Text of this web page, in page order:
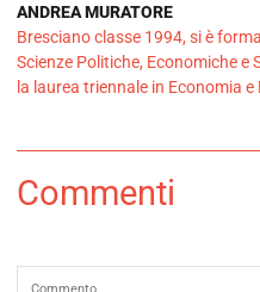
ANDREA MURATORE
Bresciano classe 1994, si è
Scienze Politiche, Economiche e
la laurea triennale in Economia
Commenti